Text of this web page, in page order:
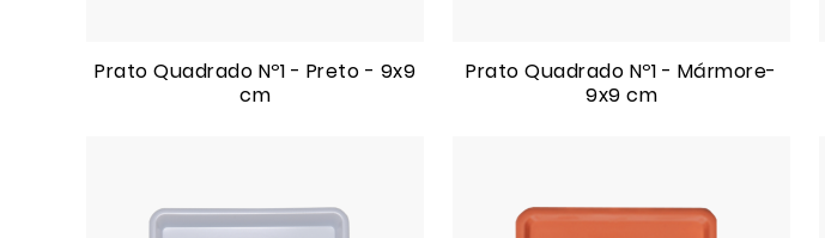
Prato Quadrado Nº1 - Preto - 9x9
cm
Prato Quadrado Nº1 - Mármore-
9x9 cm